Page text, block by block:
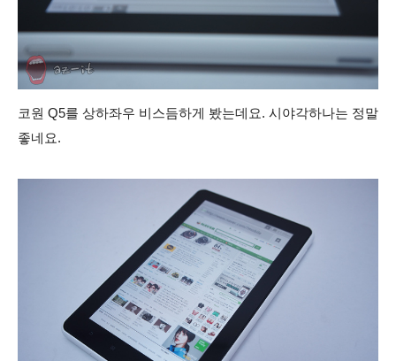
코원 Q5를 상하좌우 비스듬하게 봤는데요. 시야각하나는 정말
좋네요.